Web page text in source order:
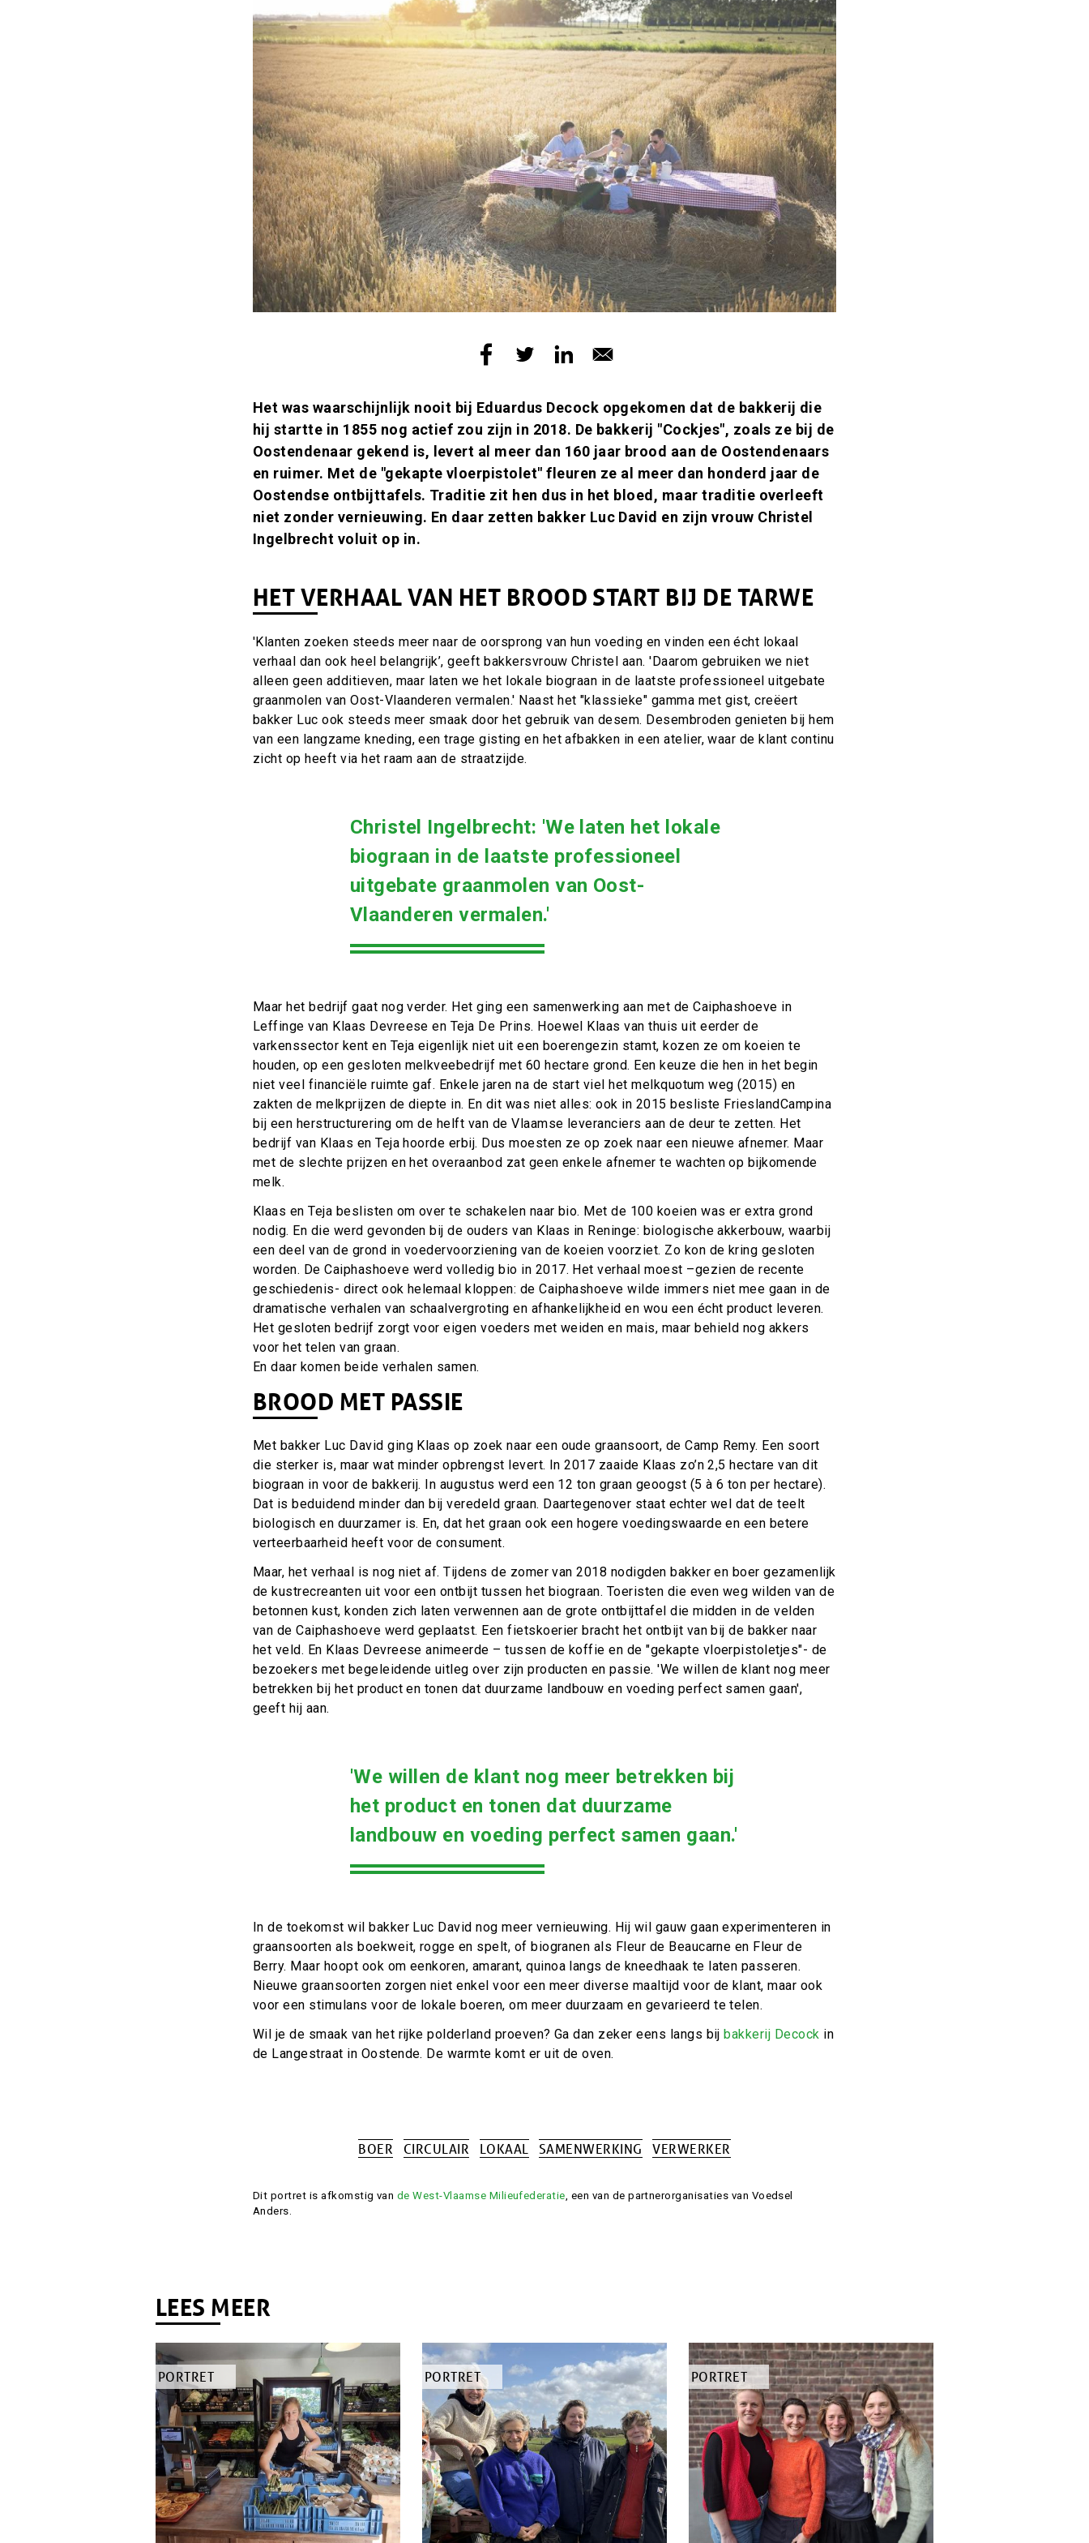
Inleiding
Het was waarschijnlijk nooit bij Eduardus Decock opgekomen dat de bakkerij die
hij startte in 1855 nog actief zou zijn in 2018. De bakkerij "Cockjes", zoals ze bij de
Oostendenaar gekend is, levert al meer dan 160 jaar brood aan de Oostendenaars
en ruimer. Met de "gekapte vloerpistolet" fleuren ze al meer dan honderd jaar de
Oostendse ontbijttafels. Traditie zit hen dus in het bloed, maar traditie overleeft
niet zonder vernieuwing. En daar zetten bakker Luc David en zijn vrouw Christel
Ingelbrecht voluit op in.
HET VERHAAL VAN HET BROOD START BIJ DE TARWE
'Klanten zoeken steeds meer naar de oorsprong van hun voeding en vinden een écht lokaal
verhaal dan ook heel belangrijk’, geeft bakkersvrouw Christel aan. 'Daarom gebruiken we niet
alleen geen additieven, maar laten we het lokale biograan in de laatste professioneel uitgebate
graanmolen van Oost-Vlaanderen vermalen.' Naast het "klassieke" gamma met gist, creëert
bakker Luc ook steeds meer smaak door het gebruik van desem. Desembroden genieten bij hem
van een langzame kneding, een trage gisting en het afbakken in een atelier, waar de klant continu
zicht op heeft via het raam aan de straatzijde.
Christel Ingelbrecht: 'We laten het lokale
biograan in de laatste professioneel
uitgebate graanmolen van Oost-
Vlaanderen vermalen.'
Maar het bedrijf gaat nog verder. Het ging een samenwerking aan met de Caiphashoeve in
Leffinge van Klaas Devreese en Teja De Prins. Hoewel Klaas van thuis uit eerder de
varkenssector kent en Teja eigenlijk niet uit een boerengezin stamt, kozen ze om koeien te
houden, op een gesloten melkveebedrijf met 60 hectare grond. Een keuze die hen in het begin
niet veel financiële ruimte gaf. Enkele jaren na de start viel het melkquotum weg (2015) en
zakten de melkprijzen de diepte in. En dit was niet alles: ook in 2015 besliste FrieslandCampina
bij een herstructurering om de helft van de Vlaamse leveranciers aan de deur te zetten. Het
bedrijf van Klaas en Teja hoorde erbij. Dus moesten ze op zoek naar een nieuwe afnemer. Maar
met de slechte prijzen en het overaanbod zat geen enkele afnemer te wachten op bijkomende
melk.
Klaas en Teja beslisten om over te schakelen naar bio. Met de 100 koeien was er extra grond
nodig. En die werd gevonden bij de ouders van Klaas in Reninge: biologische akkerbouw, waarbij
een deel van de grond in voedervoorziening van de koeien voorziet. Zo kon de kring gesloten
worden. De Caiphashoeve werd volledig bio in 2017. Het verhaal moest –gezien de recente
geschiedenis- direct ook helemaal kloppen: de Caiphashoeve wilde immers niet mee gaan in de
dramatische verhalen van schaalvergroting en afhankelijkheid en wou een écht product leveren.
Het gesloten bedrijf zorgt voor eigen voeders met weiden en mais, maar behield nog akkers
voor het telen van graan.
En daar komen beide verhalen samen.
BROOD MET PASSIE
Met bakker Luc David ging Klaas op zoek naar een oude graansoort, de Camp Remy. Een soort
die sterker is, maar wat minder opbrengst levert. In 2017 zaaide Klaas zo’n 2,5 hectare van dit
biograan in voor de bakkerij. In augustus werd een 12 ton graan geoogst (5 à 6 ton per hectare).
Dat is beduidend minder dan bij veredeld graan. Daartegenover staat echter wel dat de teelt
biologisch en duurzamer is. En, dat het graan ook een hogere voedingswaarde en een betere
verteerbaarheid heeft voor de consument.
Maar, het verhaal is nog niet af. Tijdens de zomer van 2018 nodigden bakker en boer gezamenlijk
de kustrecreanten uit voor een ontbijt tussen het biograan. Toeristen die even weg wilden van de
betonnen kust, konden zich laten verwennen aan de grote ontbijttafel die midden in de velden
van de Caiphashoeve werd geplaatst. Een fietskoerier bracht het ontbijt van bij de bakker naar
het veld. En Klaas Devreese animeerde – tussen de koffie en de "gekapte vloerpistoletjes"- de
bezoekers met begeleidende uitleg over zijn producten en passie. 'We willen de klant nog meer
betrekken bij het product en tonen dat duurzame landbouw en voeding perfect samen gaan',
geeft hij aan.
'We willen de klant nog meer betrekken bij
het product en tonen dat duurzame
landbouw en voeding perfect samen gaan.'
In de toekomst wil bakker Luc David nog meer vernieuwing. Hij wil gauw gaan experimenteren in
graansoorten als boekweit, rogge en spelt, of biogranen als Fleur de Beaucarne en Fleur de
Berry. Maar hoopt ook om eenkoren, amarant, quinoa langs de kneedhaak te laten passeren.
Nieuwe graansoorten zorgen niet enkel voor een meer diverse maaltijd voor de klant, maar ook
voor een stimulans voor de lokale boeren, om meer duurzaam en gevarieerd te telen.
Wil je de smaak van het rijke polderland proeven? Ga dan zeker eens langs bij bakkerij Decock in
de Langestraat in Oostende. De warmte komt er uit de oven.
BOER CIRCULAIR LOKAAL SAMENWERKING VERWERKER
Attributie
Dit portret is afkomstig van de West-Vlaamse Milieufederatie, een van de partnerorganisaties van Voedsel
Anders.
LEES MEER
TYPE
ARTIKEL
PORTRET
TYPE
ARTIKEL
PORTRET
TYPE
ARTIKEL
PORTRET